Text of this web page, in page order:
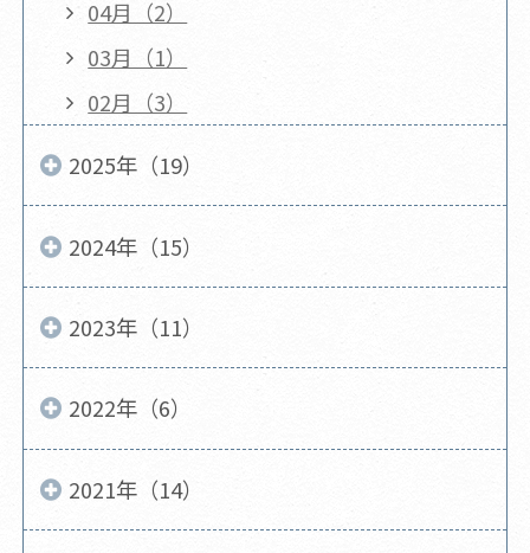
04月（2）
03月（1）
02月（3）
2025年（19）
2024年（15）
2023年（11）
2022年（6）
2021年（14）